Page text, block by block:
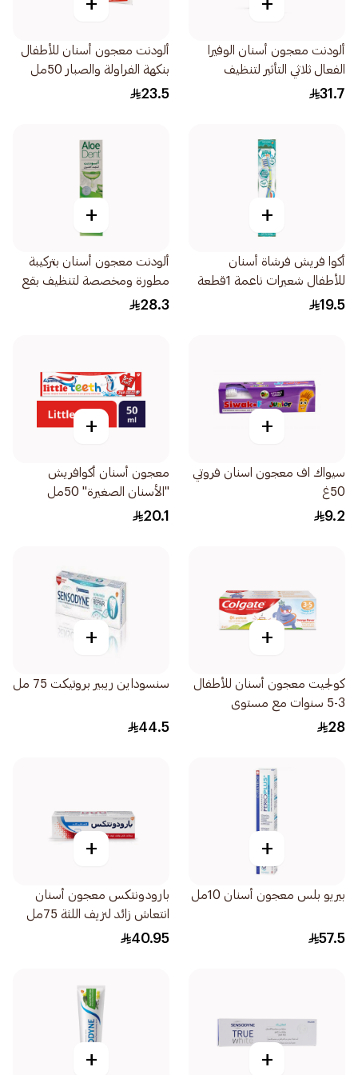
ألودنت معجون أسنان الوفيرا
الفعال ثلاثي التأثير لتنظيف
وحماية الفم 100مل
31.7
ألودنت معجون أسنان للأطفال
بنكهة الفراولة والصبار 50مل
23.5
+
أكوا فريش فرشاة أسنان
للأطفال شعيرات ناعمة 1قطعة
19.5
+
ألودنت معجون أسنان بتركيبة
مطورة ومخصصة لتنظيف بقع
المدخنين وإنعاش الفم 100مل
28.3
+
سيواك اف معجون اسنان فروتي
50غ
9.2
+
معجون أسنان أكوافريش
"الأسنان الصغيرة" 50مل
20.1
+
كولجيت معجون أسنان للأطفال
3-5 سنوات مع مستوى
الفلورايد المناسب للعمر 60مل
28
+
سنسوداين ريبير بروتيكت 75 مل
44.5
+
بيريو بلس معجون أسنان 10مل
57.5
+
بارودونتكس معجون أسنان
انتعاش زائد لنزيف اللثة 75مل
40.95
+
+